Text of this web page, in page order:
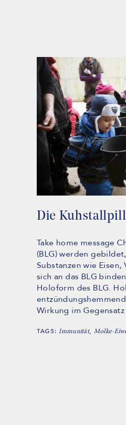
Die
Take home message
(BLG) werden
Substanzen wie
sich an das BLG
Holoform des BLG.
Wirkung im
TAGS:Immunität, Molke-